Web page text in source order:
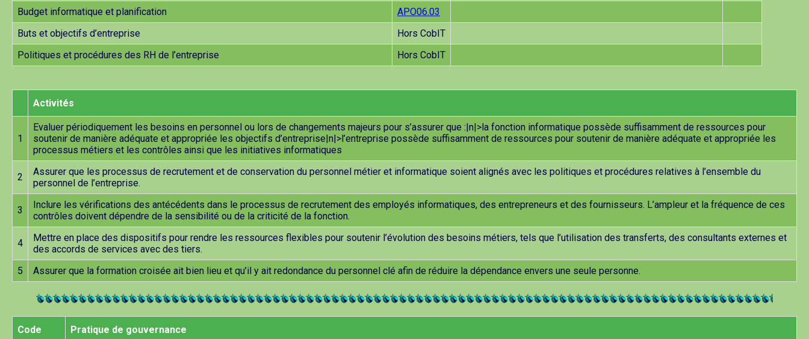
Budget informatique et planification
APO06.03
Buts et objectifs d’entreprise
Hors CobIT
Politiques et procédures des RH de l’entreprise
Hors CobIT
Activités
1
Evaluer périodiquement les besoins en personnel ou lors de changements majeurs pour s’assurer que :|n|>la fonction informatique possède suffisamment de ressources pour
soutenir de manière adéquate et appropriée les objectifs d’entreprise|n|>l’entreprise possède suffisamment de ressources pour soutenir de manière adéquate et appropriée les
processus métiers et les contrôles ainsi que les initiatives informatiques
2
Assurer que les processus de recrutement et de conservation du personnel métier et informatique soient alignés avec les politiques et procédures relatives à l’ensemble du
personnel de l’entreprise.
3
Inclure les vérifications des antécédents dans le processus de recrutement des employés informatiques, des entrepreneurs et des fournisseurs. L’ampleur et la fréquence de ces
contrôles doivent dépendre de la sensibilité ou de la criticité de la fonction.
4
Mettre en place des dispositifs pour rendre les ressources flexibles pour soutenir l’évolution des besoins métiers, tels que l’utilisation des transferts, des consultants externes et
des accords de services avec des tiers.
5
Assurer que la formation croisée ait bien lieu et qu’il y ait redondance du personnel clé afin de réduire la dépendance envers une seule personne.
Code Pratique de gouvernance